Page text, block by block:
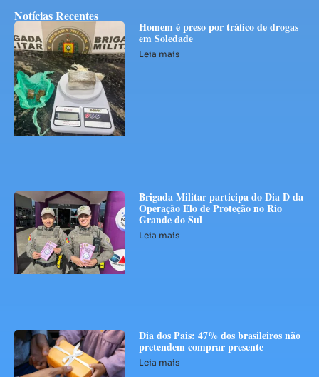
Notícias Recentes
Homem é preso por tráfico de drogas
em Soledade
Leia mais
Brigada Militar participa do Dia D da
Operação Elo de Proteção no Rio
Grande do Sul
Leia mais
Dia dos Pais: 47% dos brasileiros não
pretendem comprar presente
Leia mais